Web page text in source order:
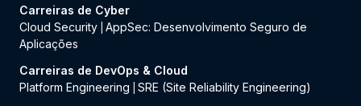
Carreiras de Cyber
Cloud Security AppSec: Desenvolvimento Seguro de
Aplicações
Carreiras de DevOps & Cloud
Platform Engineering
SRE (Site Reliability Engineering)